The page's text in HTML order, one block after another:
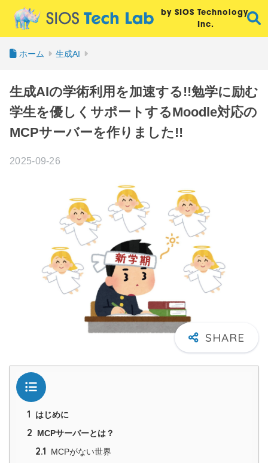
by SIOS Technology,
Inc.
ホーム 生成AI
生成AIの学術利用を加速する!!勉学に励む
学生を優しくサポートするMoodle対応の
MCPサーバーを作りました!!
2025-09-26
目次
1 はじめに
2 MCPサーバーとは？
2.1 MCPがない世界